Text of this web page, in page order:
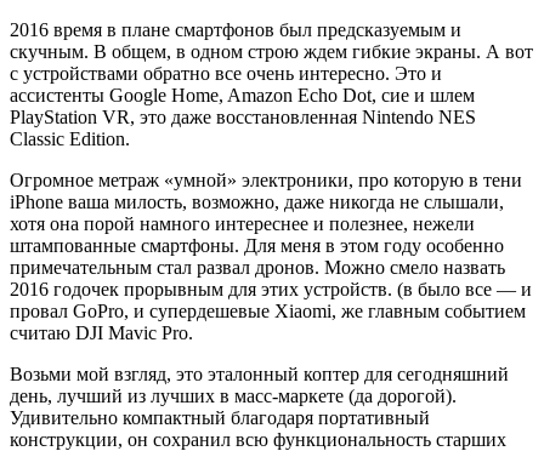
2016 время в плане смартфонов был предсказуемым и
скучным. В общем, в одном строю ждем гибкие экраны. А вот
с устройствами обратно все очень интересно. Это и
ассистенты Google Home, Amazon Echo Dot, сие и шлем
PlayStation VR, это даже восстановленная Nintendo NES
Classic Edition.
Огромное метраж «умной» электроники, про которую в тени
iPhone ваша милость, возможно, даже никогда не слышали,
хотя она порой намного интереснее и полезнее, нежели
штампованные смартфоны. Для меня в этом году особенно
примечательным стал развал дронов. Можно смело назвать
2016 годочек прорывным для этих устройств. (в было все — и
провал GoPro, и супердешевые Xiaomi, же главным событием
считаю DJI Mavic Pro.
Возьми мой взгляд, это эталонный коптер для сегодняшний
день, лучший из лучших в масс-маркете (да дорогой).
Удивительно компактный благодаря портативный
конструкции, он сохранил всю функциональность старших